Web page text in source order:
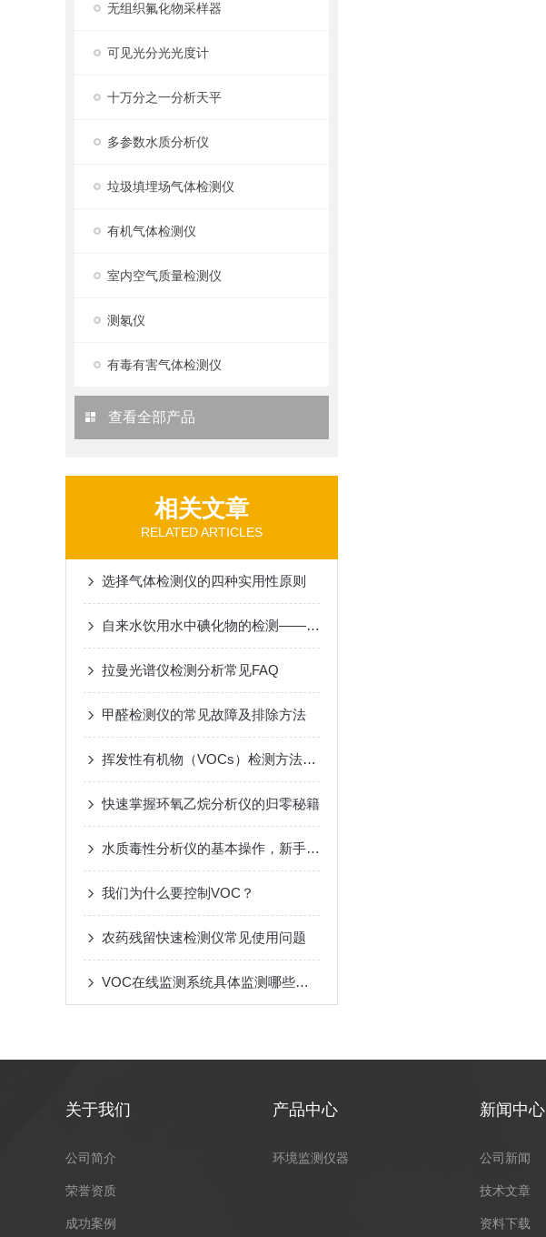
无组织氟化物采样器
可见光分光光度计
十万分之一分析天平
多参数水质分析仪
垃圾填埋场气体检测仪
有机气体检测仪
室内空气质量检测仪
测氡仪
有毒有害气体检测仪
查看全部产品
相关文章
RELATED ARTICLES
选择气体检测仪的四种实用性原则
自来水饮用水中碘化物的检测——气相色谱仪法
拉曼光谱仪检测分析常见FAQ
甲醛检测仪的常见故障及排除方法
挥发性有机物（VOCs）检测方法及VOCs检测仪解析
快速掌握环氧乙烷分析仪的归零秘籍
水质毒性分析仪的基本操作，新手不得不看
我们为什么要控制VOC？
农药残留快速检测仪常见使用问题
VOC在线监测系统具体监测哪些气体？
关于我们
公司简介
荣誉资质
成功案例
产品中心
环境监测仪器
新闻中心
公司新闻
技术文章
资料下载